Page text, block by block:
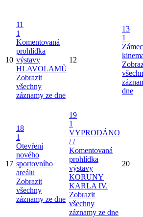
10
11
1
Komentovaná
prohlídka
výstavy
HLAVOLAMŮ
Zobrazit
všechny
záznamy ze dne
12
13
1
dne
17
18
1
Otevření
nového
sportovního
areálu
Zobrazit
všechny
záznamy ze dne
19
1
VYPRODÁNO
/ /
Komentovaná
prohlídka
výstavy
KORUNY
KARLA IV.
Zobrazit
všechny
záznamy ze dne
20